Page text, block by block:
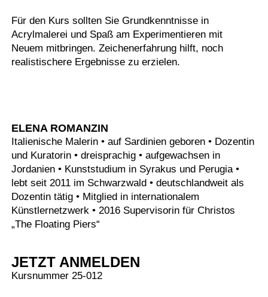
Für den Kurs sollten Sie Grundkenntnisse in
Acrylmalerei und Spaß am Experimentieren mit
Neuem mitbringen. Zeichenerfahrung hilft, noch
realistischere Ergebnisse zu erzielen.
ELENA ROMANZIN
Italienische Malerin • auf Sardinien geboren • Dozentin
und Kuratorin • dreisprachig • aufgewachsen in
Jordanien • Kunststudium in Syrakus und Perugia •
lebt seit 2011 im Schwarzwald • deutschlandweit als
Dozentin tätig • Mitglied in internationalem
Künstlernetzwerk • 2016 Supervisorin für Christos
„The Floating Piers“
JETZT ANMELDEN
Kursnummer 25-012